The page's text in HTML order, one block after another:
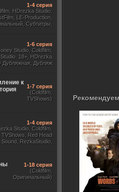
1-4 серия
HDrezka Studio,
LE-Production,
Субтитры,
1-6 серия
Studio, Coldfilm,
18+, HDrezka
Дубляжная, Дубляж
к
1-7 серия
(Coldfilm,
TVShows)
1-4 серия
Studio, Coldfilm,
TVShows, Red Head
Sound, RezkaStudio,
1-18 серия
(Coldfilm,
Оригинальный)